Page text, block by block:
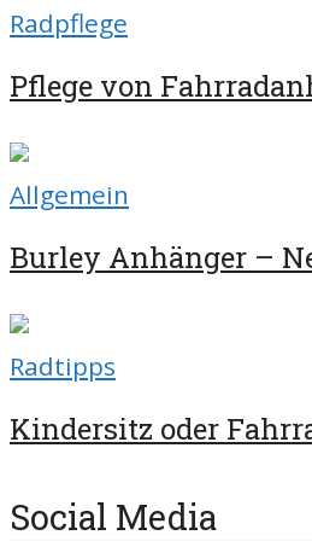
Radpflege
Pflege von
Allgemein
Burley Anhänger –
Radtipps
Kindersitz oder
Social Media